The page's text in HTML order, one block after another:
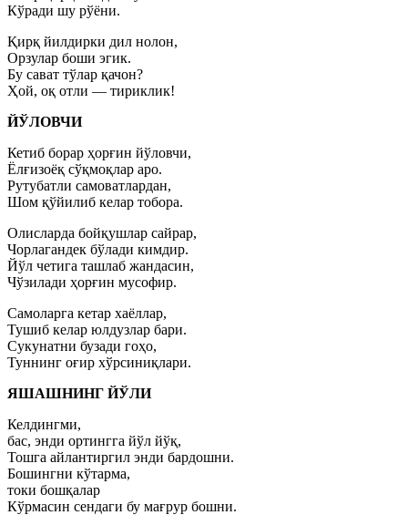
Кўради шу рўёни.
Қирқ йилдирки дил нолон,
Орзулар боши эгик.
Бу сават тўлар қачон?
Ҳой, оқ отли — тириклик!
ЙЎЛОВЧИ
Кетиб борар ҳорғин йўловчи,
Ёлғизоёқ сўқмоқлар аро.
Рутубатли самоватлардан,
Шом қўйилиб келар тобора.
Олисларда бойқушлар сайрар,
Чорлагандек бўлади кимдир.
Йўл четига ташлаб жандасин,
Чўзилади ҳорғин мусофир.
Самоларга кетар хаёллар,
Тушиб келар юлдузлар бари.
Сукунатни бузади гоҳо,
Туннинг оғир хўрсиниқлари.
ЯШАШНИНГ ЙЎЛИ
Келдингми,
бас, энди ортингга йўл йўқ,
Тошга айлантиргил энди бардошни.
Бошингни кўтарма,
токи бошқалар
Кўрмасин сендаги бу мағрур бошни.